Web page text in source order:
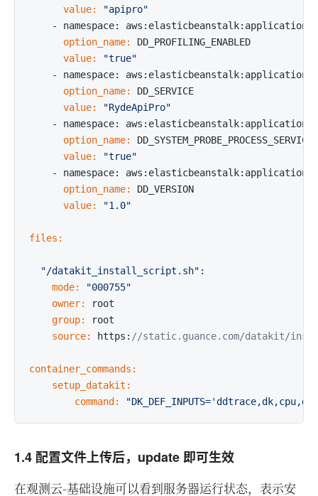
      value:
"apipro"
      option_name:
      value:
"true"
      option_name:
      value:
"RydeApiPro"
      option_name:
      value:
"true"
      option_name:
      value:
"1.0"
files:
"/datakit_install_script.sh"
    mode:
"000755"
    owner:
    group:
    source:
https: //static.guance.com/datakit/
container_commands:
    setup_datakit:
        command:
1.4 配置文件上传后，update 即可生效
在观测云-基础设施可以看到服务器运行状态，表示安